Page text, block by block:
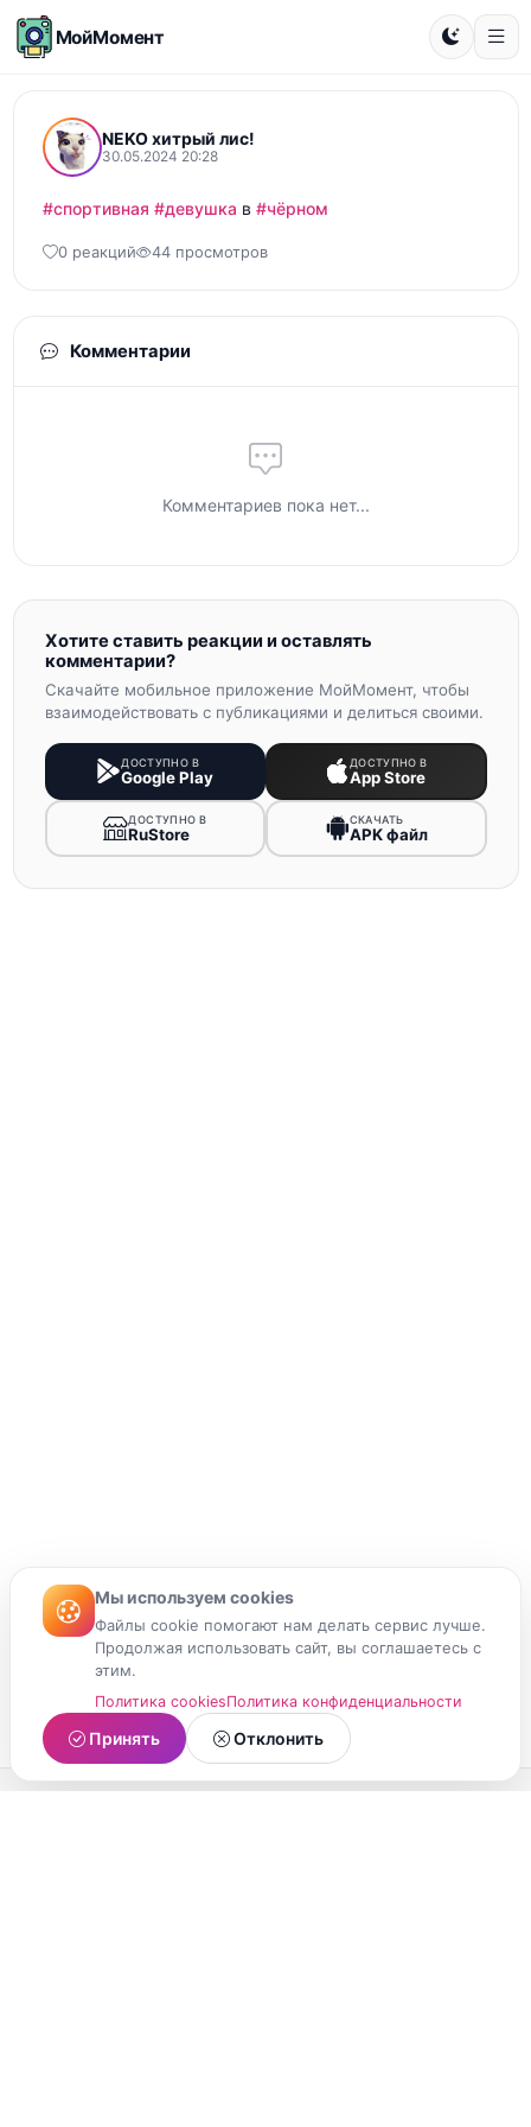
МойМомент
NEKO хитрый лис!
30.05.2024 20:28
#спортивная #девушка в #чёрном
0 реакций 44 просмотров
Комментарии
Комментариев пока нет...
Хотите ставить реакции и оставлять
комментарии?
Скачайте мобильное приложение МойМомент, чтобы
взаимодействовать с публикациями и делиться своими.
ДОСТУПНО В
Google Play
ДОСТУПНО В
App Store
ДОСТУПНО В
RuStore
СКАЧАТЬ
APK файл
Мы используем cookies
Файлы cookie помогают нам делать сервис лучше.
Продолжая использовать сайт, вы соглашаетесь с
этим.
Политика cookiesПолитика конфиденциальности
Принять Отклонить